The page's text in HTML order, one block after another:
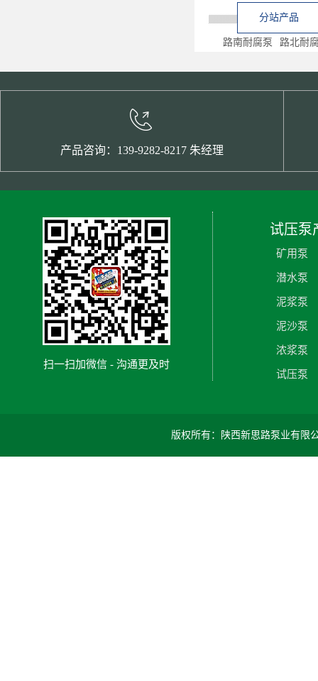
分站产品
路南耐腐泵 路北耐
产品咨询：139-9282-8217 朱经理
扫一扫加微信 - 沟通更及时
试压泵
矿用泵
潜水泵
泥浆泵
泥沙泵
浓浆泵
试压泵
版权所有：陕西新思路泵业